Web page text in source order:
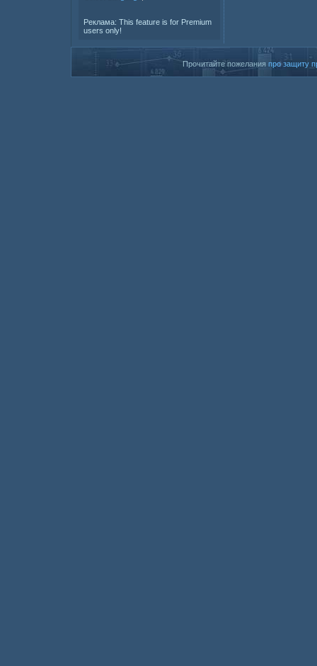
Реклама: This feature is for Premium
users only!
Прочитайте пожелания про защиту